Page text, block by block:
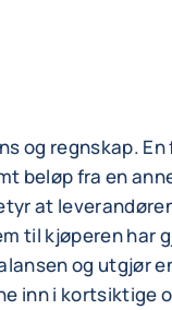
og regnskap.
beløp fra en
at
til kjøperen har
og utgjør
inn i kortsiktige